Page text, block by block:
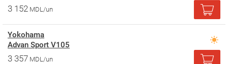
3 152 MDL/un
Yokohama
Advan Sport V105
3 357 MDL/un